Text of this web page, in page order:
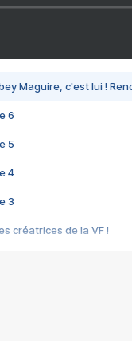
Maguire, c'est lui !
6
5
4
3
créatrices de la VF !